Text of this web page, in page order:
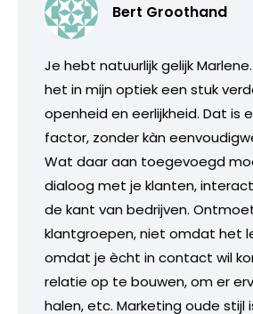
Bert Groothand
Je hebt natuurlijk gelijk
het in mijn optiek een stuk
openheid en eerlijkheid. Dat is
factor, zonder kàn
Wat daar aan toegevoegd
dialoog met je klanten,
de kant van bedrijven.
klantgroepen, niet omdat het
omdat je ècht in contact wil
relatie op te bouwen, om er
halen, etc. Marketing oude stijl